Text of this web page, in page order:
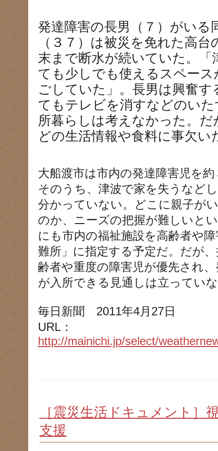
発達障害の長男（７）がいる
（３７）は被災を免れた高
末まで断水が続いていた。「
ても少しでも使えるスペー
ごしていた」。長男は興奮
てもテレビを消すなどのい
所暮らしは考えなかった。だ
どの生活情報や食料に事欠い
大船渡市は市内の発達障害児を
そのうち、津波で家を失うなど
分かっていない。どこに親子が
のか、ニーズの把握が難しいと
にも市内の福祉施設を高齢者や
難所」に指定する予定だ。だが
齢者や重度の障害児が優先され
が入所できる見通しは立ってい
毎日新聞 2011年4月27日
URL：
http://mainichi.jp/select/
［震災生活ドキュメント］
支援